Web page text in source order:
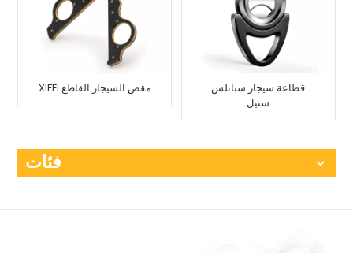
XIFEI مقص السيجار القاطع
قطاعة سيجار ستانلس
ستيل
فئات